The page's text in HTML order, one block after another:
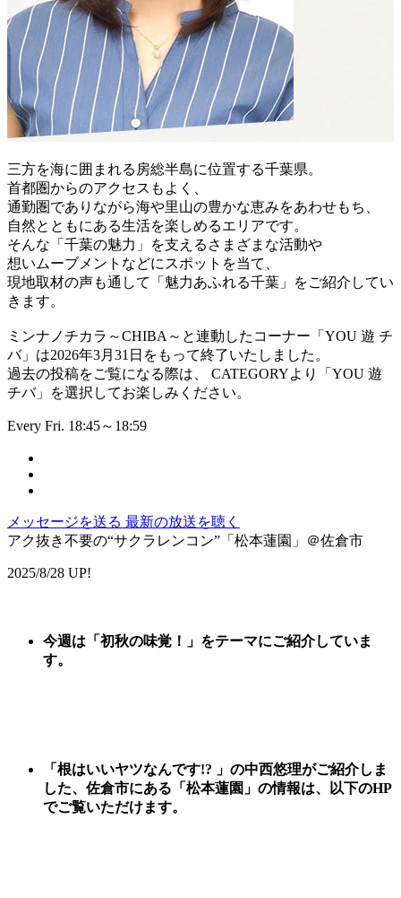
三方を海に囲まれる房総半島に位置する千葉県。
首都圏からのアクセスもよく、
通勤圏でありながら海や里山の豊かな恵みをあわせもち、
自然とともにある生活を楽しめるエリアです。
そんな「千葉の魅力」を支えるさまざまな活動や
想いムーブメントなどにスポットを当て、
現地取材の声も通して「魅力あふれる千葉」をご紹介してい
きます。
ミンナノチカラ～CHIBA～と連動したコーナー「YOU 遊 チ
バ」は2026年3月31日をもって終了いたしました。
過去の投稿をご覧になる際は、 CATEGORYより「YOU 遊
チバ」を選択してお楽しみください。
Every Fri. 18:45～18:59
メッセージを送る 最新の放送を聴く
アク抜き不要の“サクラレンコン”「松本蓮園」＠佐倉市
2025/8/28 UP!
今週は 「 初秋の味覚 ！ 」 をテーマにご紹介していま
す。
「根はいいヤツなんです!? 」の中西悠理がご紹介しま
した、 佐倉市にある「松本蓮園 」 の情報は、以下のHP
でご覧いただけます。